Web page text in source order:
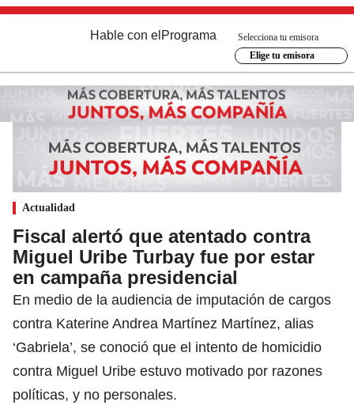
Hable con el Programa
Selecciona tu emisora
Elige tu emisora
Actualidad
Fiscal alertó que atentado contra
Miguel Uribe Turbay fue por estar
en campaña presidencial
En medio de la audiencia de imputación de cargos
contra Katerine Andrea Martínez Martínez, alias
‘Gabriela’, se conoció que el intento de homicidio
contra Miguel Uribe estuvo motivado por razones
políticas, y no personales.